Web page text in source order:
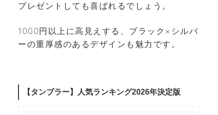
プレゼントしても喜ばれるでしょう。
1000円以上に高見えする、ブラック×シルバ
ーの重厚感のあるデザインも魅力です。